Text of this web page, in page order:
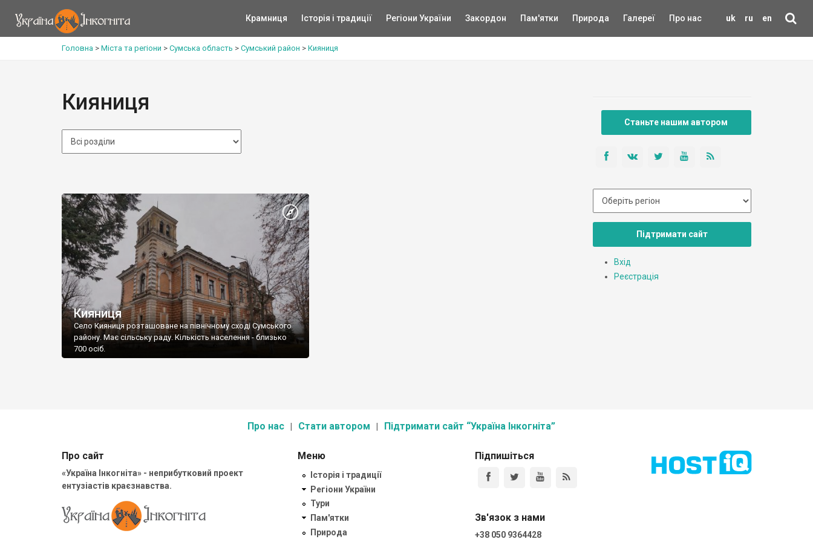
uk ru en
Крамниця Історія і традиції Регіони України Закордон Пам'ятки Природа Галереї Про нас
Головна > Міста та регіони > Сумська область > Сумський район > Кияниця
Кияниця
Кияниця
Село Кияниця розташоване на північному сході Сумського
району. Має сільську раду. Кількість населення - близько
700 осіб.
Станьте нашим автором
Підтримати сайт
Вхід
Реєстрація
Про нас Стати автором Підтримати сайт “Україна Інкогніта”
Про сайт
«Україна Інкогніта» - неприбутковий проект
ентузіастів краєзнавства.
Меню
Історія і традиції
Регіони України
Тури
Пам'ятки
Природа
Підпишіться
Зв'язок з нами
+38 050 9364428